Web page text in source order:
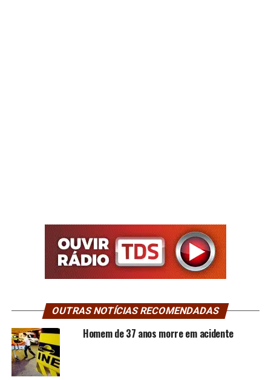
OUTRAS NOTÍCIAS RECOMENDADAS
Homem de 37 anos morre em acidente